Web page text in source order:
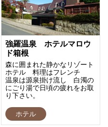
強羅温泉 ホテルマロウ
ド箱根
森に囲まれた静かなリゾート
ホテル 料理はフレンチ
温泉は源泉掛け流し 白濁の
にごり湯で日頃の疲れをお取
り下さい。
ホテル